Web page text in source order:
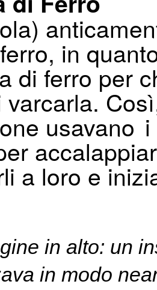
in
di ferro per
varcarla.
usavano
a loro e
in alto: un
in modo